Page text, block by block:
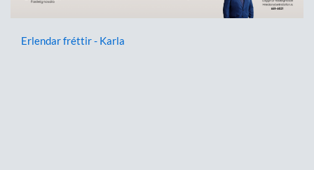
Erlendar fréttir - Karla